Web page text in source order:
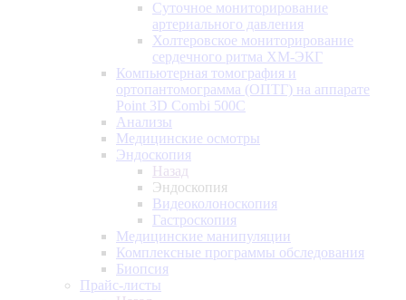
Суточное мониторирование
артериального давления
Холтеровское мониторирование
сердечного ритма ХМ-ЭКГ
Компьютерная томография и
ортопантомограмма (ОПТГ) на аппарате
Point 3D Combi 500C
Анализы
Медицинские осмотры
Эндоскопия
Назад
Эндоскопия
Видеоколоноскопия
Гастроскопия
Медицинские манипуляции
Комплексные программы обследования
Биопсия
Прайс-листы